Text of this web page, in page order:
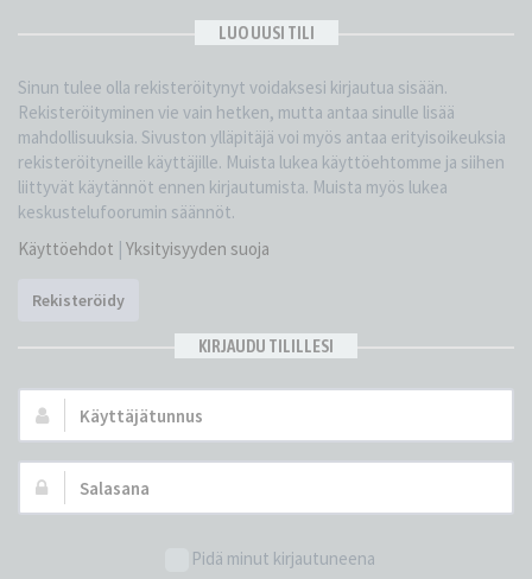
LUO UUSI TILI
Sinun tulee olla rekisteröitynyt voidaksesi kirjautua sisään.
Rekisteröityminen vie vain hetken, mutta antaa sinulle lisää
mahdollisuuksia. Sivuston ylläpitäjä voi myös antaa erityisoikeuksia
rekisteröityneille käyttäjille. Muista lukea käyttöehtomme ja siihen
liittyvät käytännöt ennen kirjautumista. Muista myös lukea
keskustelufoorumin säännöt.
Käyttöehdot | Yksityisyyden suoja
Rekisteröidy
KIRJAUDU TILILLESI
Käyttäjätunnus:
Salasana:
Pidä minut kirjautuneena